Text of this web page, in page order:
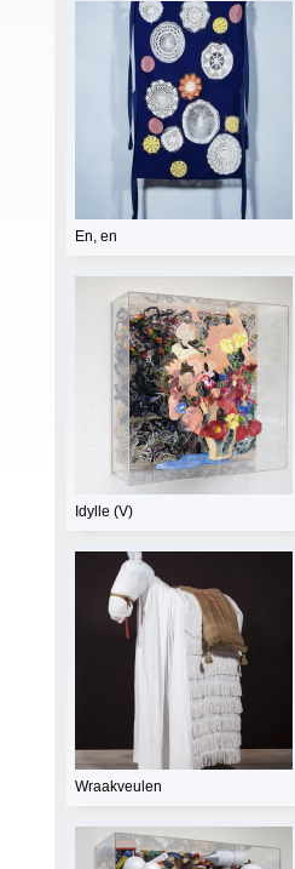
En, en
Idylle (V)
Wraakveulen